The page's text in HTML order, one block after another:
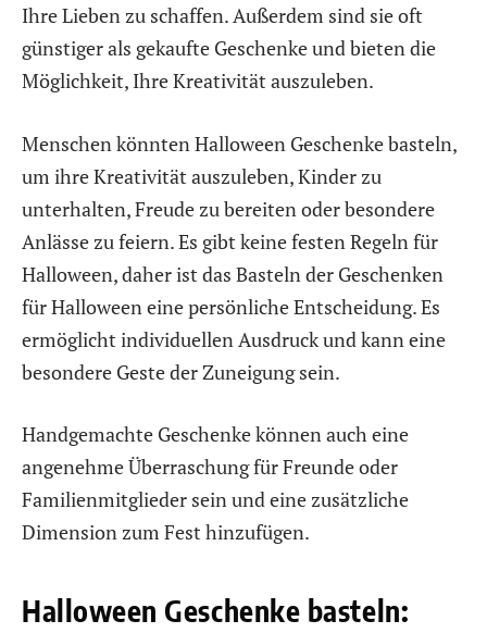
Ihre Lieben zu schaffen. Außerdem sind sie oft
günstiger als gekaufte Geschenke und bieten die
Möglichkeit, Ihre Kreativität auszuleben.
Menschen könnten Halloween Geschenke basteln,
um ihre Kreativität auszuleben, Kinder zu
unterhalten, Freude zu bereiten oder besondere
Anlässe zu feiern. Es gibt keine festen Regeln für
Halloween, daher ist das Basteln der Geschenken
für Halloween eine persönliche Entscheidung. Es
ermöglicht individuellen Ausdruck und kann eine
besondere Geste der Zuneigung sein.
Handgemachte Geschenke können auch eine
angenehme Überraschung für Freunde oder
Familienmitglieder sein und eine zusätzliche
Dimension zum Fest hinzufügen.
Halloween Geschenke basteln: